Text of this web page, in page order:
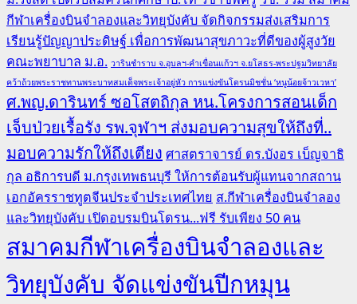
กีฬาเครื่องบินจำลองและวิทยุบังคับ จัดกิจกรรมส่งเสริมการ
เรียนรู้ปัญญาประดิษฐ์ เพื่อการพัฒนาสุขภาวะที่ดีของผู้สูงวัย
คณะพยาบาล ม.อ. วารินชำราบ จ.อุบลฯ-คำเขื่อนแก้วฯ จ.ยโสธร-พระปฐมวิทยาลัย
คว้าถ้วยพระราชทานพระบาทสมเด็จพระเจ้าอยู่หัว การแข่งขันโดรนมิชชั่น ‘หนูน้อยจ้าวเวหา’
ศ.พญ.ดารินทร์ ซอโสตถิกุล หน.โครงการสอนเด็ก
เจ็บป่วยเรื้อรัง รพ.จุฬาฯ ส่งมอบความสุขให้ถึงที่..
มอบความรักให้ถึงเตียง ศาสตราจารย์ ดร.บังอร เบ็ญจาธิ
กุล อธิการบดี ม.กรุงเทพธนบุรี ให้การต้อนรับผู้แทนจากสถาน
เอกอัครราชทูตจีนประจำประเทศไทย ส.กีฬาเครื่องบินจำลอง
และวิทยุบังคับ เปิดอบรมบินโดรน...ฟรี รับเพียง 50 คน
สมาคมกีฬาเครื่องบินจำลองและ
วิทยุบังคับ จัดแข่งขันปีกหมุน